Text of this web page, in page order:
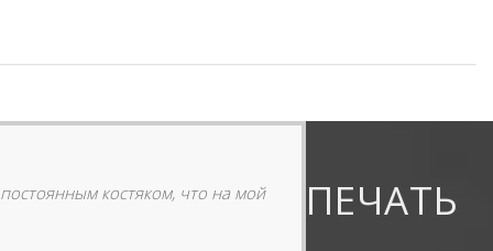
костяком, что на мой ПЕЧАТЬ